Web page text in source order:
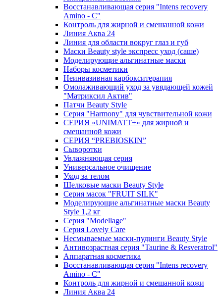
Восстанавливающая серия "Intens recovery
Amino - C"
Контроль для жирной и смешанной кожи
Линия Аква 24
Линия для области вокруг глаз и губ
Маски Beauty style экспресс уход (саше)
Моделирующие альгинатные маски
Наборы косметики
Неинвазивная карбокситерапия
Омолаживающий уход за увядающей кожей
"Матриксил Актив"
Патчи Beauty Style
Серия "Harmony" для чувствительной кожи
СЕРИЯ «UNIMATT+» для жирной и
смешанной кожи
СЕРИЯ “PREBIOSKIN”
Сыворотки
Увлажняющая серия
Универсальное очищение
Уход за телом
Шелковые маски Beauty Style
Серия масок "FRUIT SILK"
Моделирующие альгинатные маски Beauty
Style 1,2 кг
Серия "Modellage"
Cерия Lovely Care
Несмываемые маски-пудинги Beauty Style
Антивозрастная серия "Taurine & Resveratrol"
Аппаратная косметика
Восстанавливающая серия "Intens recovery
Amino - C"
Контроль для жирной и смешанной кожи
Линия Аква 24